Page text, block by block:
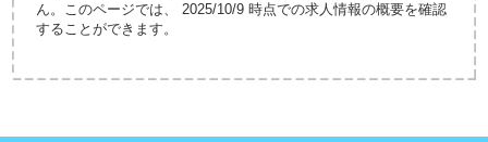
ん。このページでは、 2025/10/9 時点での求人情報の概要を確認
することができます。